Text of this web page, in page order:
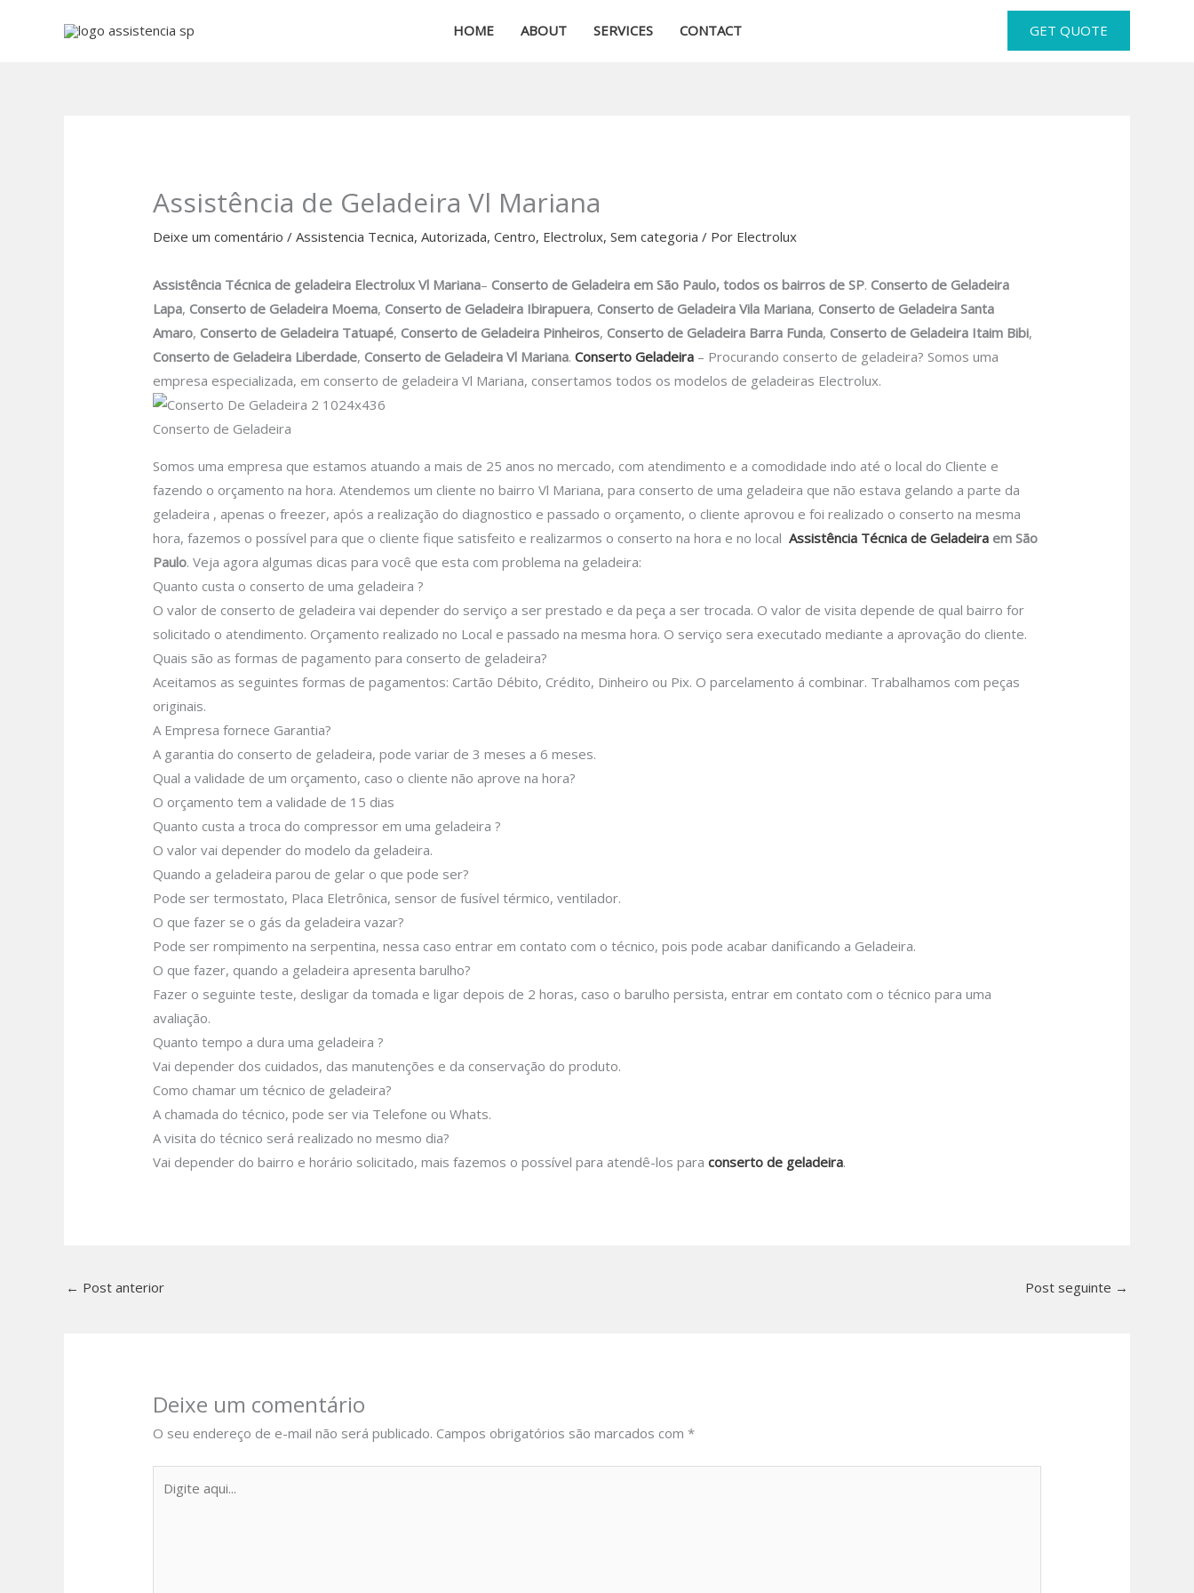
HOME ABOUT SERVICES CONTACT GET QUOTE
Assistência de Geladeira Vl Mariana
Deixe um comentário /Assistencia Tecnica,Autorizada,Centro, Electrolux,Sem categoria / Por Electrolux
Assistência Técnica de geladeira ElectroluxVl Mariana–Conserto de Geladeira em São Paulo, todos os bairros de SP.Conserto de Geladeira
Lapa,Conserto de Geladeira Moema,Conserto de Geladeira Ibirapuera,Conserto de Geladeira Vila Mariana,Conserto de Geladeira Santa
Amaro,Conserto de Geladeira Tatuapé,Conserto de Geladeira Pinheiros,Conserto de Geladeira Barra Funda,Conserto de Geladeira Itaim Bibi,
Conserto de Geladeira Liberdade,Conserto de Geladeira Vl Mariana.Conserto Geladeira – Procurando conserto de geladeira? Somos uma
empresa especializada, em conserto de geladeira Vl Mariana, consertamos todos os modelos de geladeiras Electrolux.
Conserto de Geladeira
Somos uma empresa que estamos atuando a mais de 25 anos no mercado, com atendimento e a comodidade indo até o local do Cliente e
fazendo o orçamento na hora. Atendemos um cliente no bairro Vl Mariana, para conserto de uma geladeira que não estava gelando a parte da
geladeira , apenas o freezer, após a realização do diagnostico e passado o orçamento, o cliente aprovou e foi realizado o conserto na mesma
hora, fazemos o possível para que o cliente fique satisfeito e realizarmos o conserto na hora e no localAssistência Técnica de Geladeira em São
Paulo.Veja agora algumas dicas para você que esta com problema na geladeira:
Quanto custa o conserto de uma geladeira ?
O valor de conserto de geladeira vai depender do serviço a ser prestado e da peça a ser trocada. O valor de visita depende de qual bairro for
solicitado o atendimento. Orçamento realizado no Local e passado na mesma hora. O serviço sera executado mediante a aprovação do cliente.
Quais são as formas de pagamento para conserto de geladeira?
Aceitamos as seguintes formas de pagamentos: Cartão Débito, Crédito, Dinheiro ou Pix. O parcelamento á combinar. Trabalhamos com peças
originais.
A Empresa fornece Garantia?
A garantia do conserto de geladeira, pode variar de 3 meses a 6 meses.
Qual a validade de um orçamento, caso o cliente não aprove na hora?
O orçamento tem a validade de 15 dias
Quanto custa a troca do compressor em uma geladeira ?
O valor vai depender do modelo da geladeira.
Quando a geladeira parou de gelar o que pode ser?
Pode ser termostato, Placa Eletrônica, sensor de fusível térmico, ventilador.
O que fazer se o gás da geladeira vazar?
Pode ser rompimento na serpentina, nessa caso entrar em contato com o técnico, pois pode acabar danificando a Geladeira.
O que fazer, quando a geladeira apresenta barulho?
Fazer o seguinte teste, desligar da tomada e ligar depois de 2 horas, caso o barulho persista, entrar em contato com o técnico para uma
avaliação.
Quanto tempo a dura uma geladeira ?
Vai depender dos cuidados, das manutenções e da conservação do produto.
Como chamar um técnico de geladeira?
A chamada do técnico, pode ser via Telefone ou Whats.
A visita do técnico será realizado no mesmo dia?
Vai depender do bairro e horário solicitado, mais fazemos o possível para atendê-los paraconserto de geladeira.
← Post anterior Post seguinte →
Deixe um comentário
O seu endereço de e-mail não será publicado. Campos obrigatórios são marcados com*
aqui...